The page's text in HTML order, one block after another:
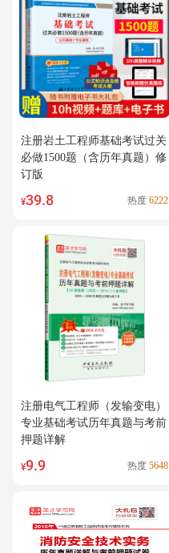
注册岩土工程师基础考试过关
必做1500题（含历年真题）修
订版
¥39.8 热度 6222
注册电气工程师（发输变电）
专业基础考试历年真题与考前
押题详解
¥9.9 热度 5648